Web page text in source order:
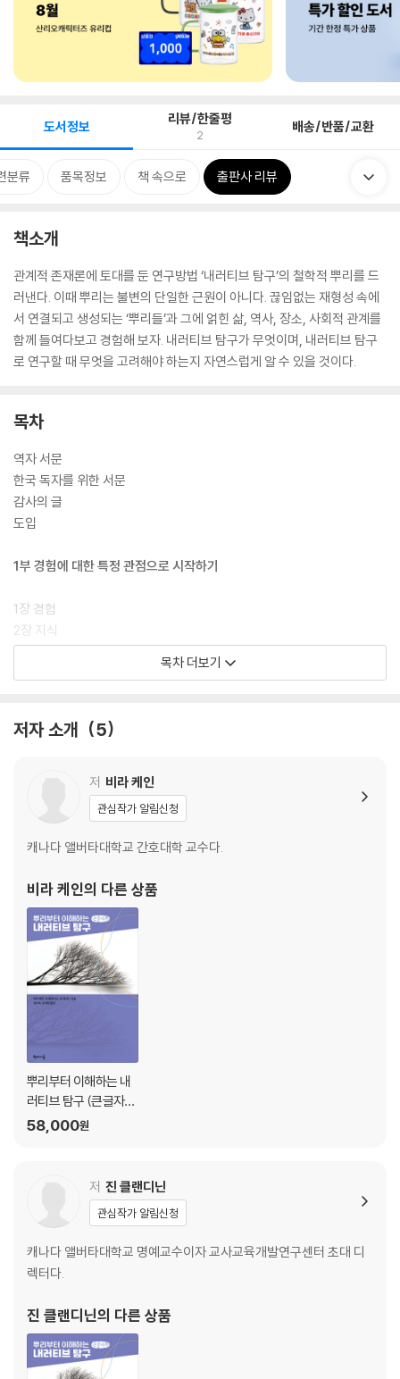
도서정보 리뷰/한줄평
2 배송/반품/교환
분류 품목정보 책 속으로 출판사 리뷰
책소개
관계적 존재론에 토대를 둔 연구방법 ‘내러티브 탐구’의 철학적 뿌리를 드
러낸다. 이때 뿌리는 불변의 단일한 근원이 아니다. 끊임없는 재형성 속에
서 연결되고 생성되는 ‘뿌리들’과 그에 얽힌 삶, 역사, 장소, 사회적 관계를
함께 들여다보고 경험해 보자. 내러티브 탐구가 무엇이며, 내러티브 탐구
로 연구할 때 무엇을 고려해야 하는지 자연스럽게 알 수 있을 것이다.
목차
역자 서문
한국 독자를 위한 서문
감사의 글
도입
1부 경험에 대한 특정 관점으로 시작하기
1장 경험
2장 지식
3장 체현
6장 세대 간 연결성
방법론 노트
7장 장소
8장 공동체
방법론 노트
4부 상상력, 탐구, 경이로움과 놀이성: 리미널리티와 불확실성으로 들어
9장 상상력
10장 탐구와 경이로움
11장 불확실성과 리미널리티
12장 놀이성
13장 정치적이고 사회적인 전경
14장 헌신, 책임, 의무
방법론 노트
에필로그
참고문헌
역자 참고 문헌
목차 더보기
저자 소개 5
저 비라 케인
관심작가 알림신청
캐나다 앨버타대학교 간호대학 교수다.
비라 케인의 다른 상품
뿌리부터 이해하는 내
러티브 탐구 (큰글자
책)
58,000원
저 진 클랜디닌
관심작가 알림신청
캐나다 앨버타대학교 명예교수이자 교사교육개발연구센터 초대 디
렉터다.
진 클랜디닌의 다른 상품